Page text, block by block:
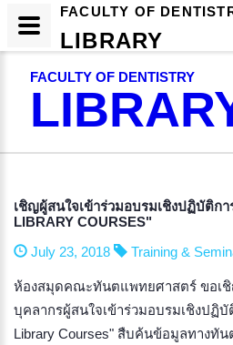
FACULTY OF DENTISTRY
เชิญผู้สนใจเข้าร่วมอบรมเชิงปฏิบัติกา
LIBRARY COURSES"
July 23, 2018
Training &
ห้องสมุดคณะทันตแพทยศาสตร์ ขอเ
บุคลากรผู้สนใจเข้าร่วมอบรมเชิงปฏิบั
Library Courses" สืบค้นข้อมูลทางทั
FACULTY OF
LIBRARY